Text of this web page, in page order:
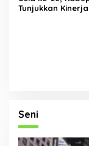
Tunjukkan
Seni